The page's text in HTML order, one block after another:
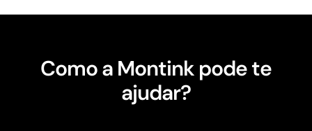
Como a Montink pode te
ajudar?